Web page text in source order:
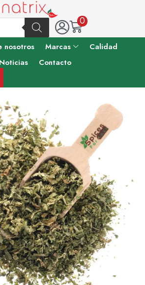
0
nosotros Marcas
Calidad
Noticias
Contacto